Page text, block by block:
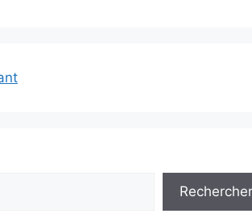
Rechercher